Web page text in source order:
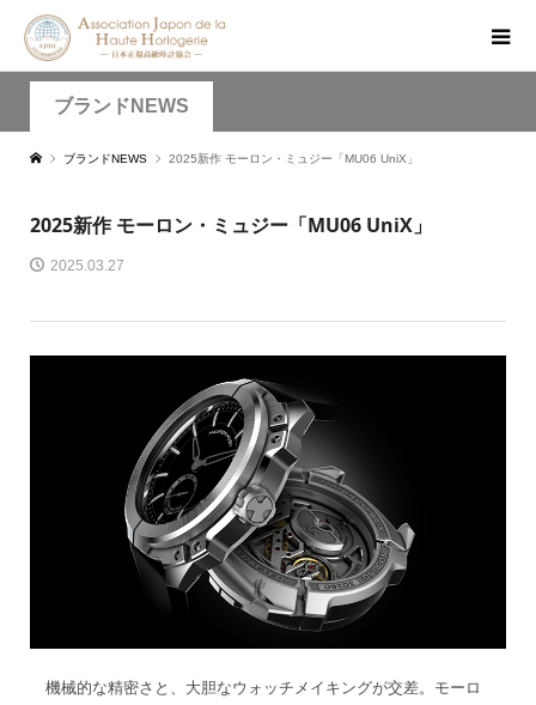
ブランドNEWS
ブランドNEWS 2025新作 モーロン・ミュジー「MU06 UniX」
2025新作 モーロン・ミュジー「MU06 UniX」
2025.03.27
機械的な精密さと、大胆なウォッチメイキングが交差。モーロ